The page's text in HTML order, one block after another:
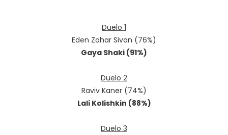
Duelo 1
Eden Zohar Sivan (76%)
Gaya Shaki (91%)
Duelo 2
Raviv Kaner (74%)
Lali Kolishkin (88%)
Duelo 3